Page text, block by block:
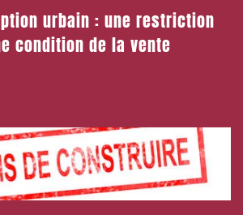
urbain : une restriction
condition de la vente